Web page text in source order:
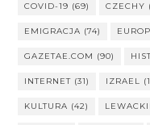
COVID-19 (69) CZECHY
EMIGRACJA (74)
GAZETAE.COM (90)
INTERNET(31) IZRAEL
KULTURA (42)